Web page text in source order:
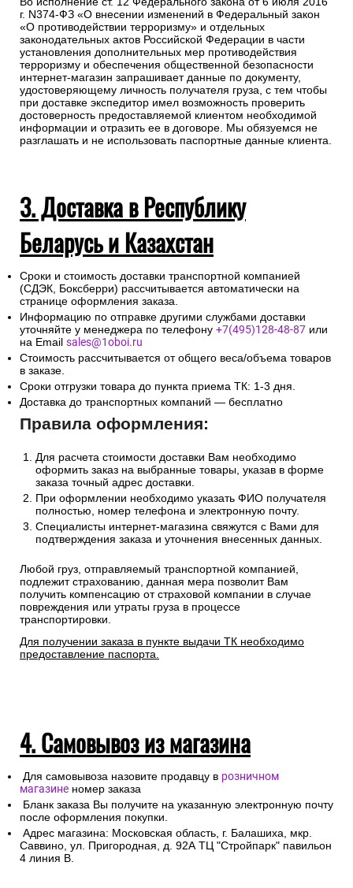
г. N374-ФЗ «О внесении изменений в Федеральный закон
«О противодействии терроризму» и отдельных
законодательных актов Российской Федерации в части
установления дополнительных мер противодействия
терроризму и обеспечения общественной безопасности
интернет-магазин запрашивает данные по документу,
удостоверяющему личность получателя груза, с тем чтобы
при доставке экспедитор имел возможность проверить
достоверность предоставляемой клиентом необходимой
информации и отразить ее в договоре. Мы обязуемся не
разглашать и не использовать паспортные данные клиента.
3. Доставка в Республику
Беларусь и Казахстан
Сроки и стоимость доставки транспортной компанией
(СДЭК, Боксберри) рассчитывается автоматически на
странице оформления заказа.
Информацию по отправке другими службами доставки
уточняйте у менеджера по телефону +7(495)128-48-87 или
на Email sales@1oboi.ru
Стоимость рассчитывается от общего веса/объема товаров
в заказе.
Сроки отгрузки товара до пункта приема ТК: 1-3 дня.
Доставка до транспортных компаний — бесплатно
Правила оформления:
Для расчета стоимости доставки Вам необходимо
оформить заказ на выбранные товары, указав в форме
заказа точный адрес доставки.
При оформлении необходимо указать ФИО получателя
полностью, номер телефона и электронную почту.
Специалисты интернет-магазина свяжутся с Вами для
подтверждения заказа и уточнения внесенных данных.
Любой груз, отправляемый транспортной компанией,
подлежит страхованию, данная мера позволит Вам
получить компенсацию от страховой компании в случае
повреждения или утраты груза в процессе
транспортировки.
Для получении заказа в пункте выдачи ТК необходимо
предоставление паспорта.
4. Самовывоз из магазина
Для самовывоза назовите продавцу в розничном
магазине номер заказа
Бланк заказа Вы получите на указанную электронную почту
после оформления покупки.
Адрес магазина: Московская область, г. Балашиха, мкр.
Саввино, ул. Пригородная, д. 92А ТЦ "Стройпарк" павильон
4 линия В.